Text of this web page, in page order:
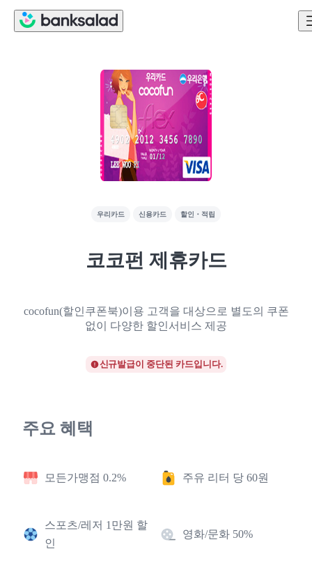
우리카드 신용카드 할인・적립
코코펀 제휴카드
cocofun(할인쿠폰북)이용 고객을 대상으로 별도의 쿠폰
없이 다양한 할인서비스 제공
신규발급이 중단된 카드입니다.
주요 혜택
모든가맹점 0.2% 주유 리터 당 60원
스포츠/레저 1만원 할
인
영화/문화 50%